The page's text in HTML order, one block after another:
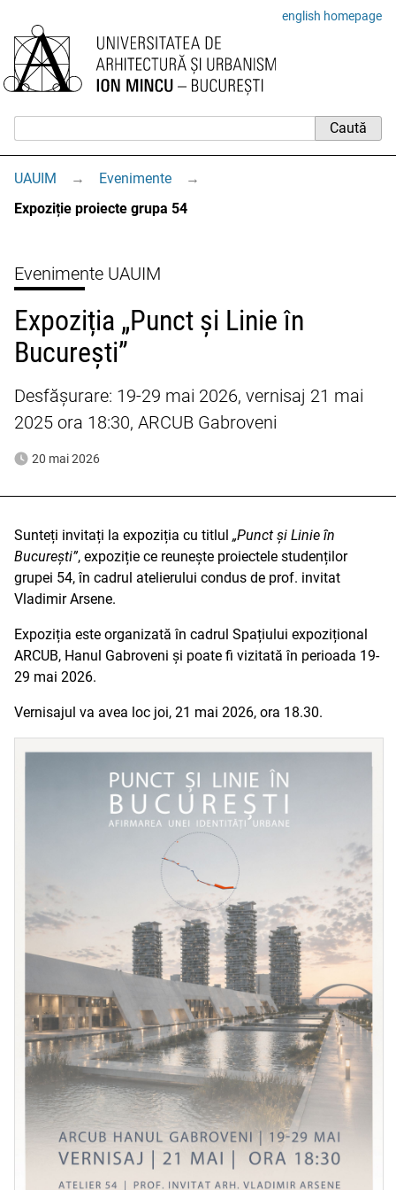
english homepage
UAUIM → Evenimente
→
Expoziție proiecte grupa 54
Evenimente UAUIM
Expoziția „Punct și Linie în
București”
Desfășurare: 19-29 mai 2026, vernisaj 21 mai
2025 ora 18:30, ARCUB Gabroveni
20 mai 2026
Sunteți invitați la expoziția cu titlul „Punct și Linie în
București”, expoziție ce reunește proiectele studenților
grupei 54, în cadrul atelierului condus de prof. invitat
Vladimir Arsene.
Expoziția este organizată în cadrul Spațiului expozițional
ARCUB, Hanul Gabroveni și poate fi vizitată în perioada 19-
29 mai 2026.
Vernisajul va avea loc joi, 21 mai 2026, ora 18.30.